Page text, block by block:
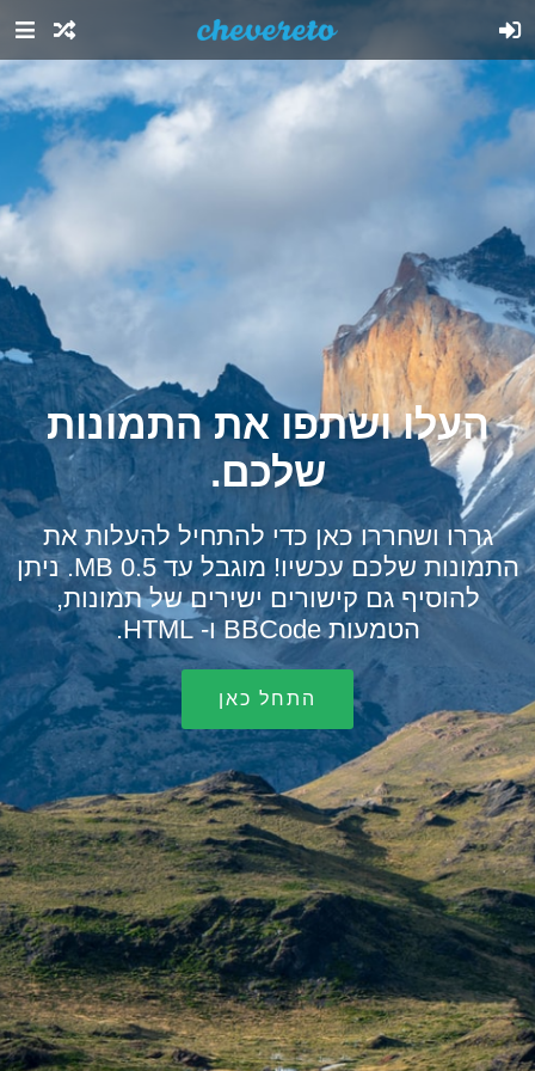
העלו ושתפו את התמונות
שלכם.
גררו ושחררו כאן כדי להתחיל להעלות את
התמונות שלכם עכשיו! מוגבל עד 0.5 MB. ניתן
להוסיף גם קישורים ישירים של תמונות,
הטמעות BBCode ו- HTML.
התחל כאן